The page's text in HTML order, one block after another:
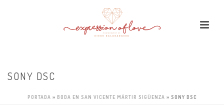
SONY DSC
PORTADA » BODA EN SAN VICENTE MÁRTIR SIGÜENZA » SONY DSC